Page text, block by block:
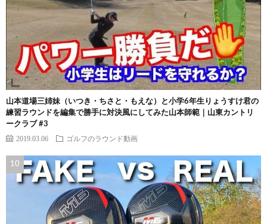
山本道場三姉妹（いつき・ちさと・もえな）と小学6年生りょうすけ君の
練習ラウンドを編集で勝手に対決風にしてみた山本師範｜山東カントリ
ークラブ #3
2019.03.06 ゴルフのラウンド動画